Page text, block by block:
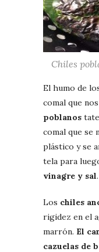
Chiles
El humo de
comal que
poblanos
comal que se
plástico y se
tela para
vinagre y sal.
Los chiles
rigidez en el
marrón. El
cazuelas de